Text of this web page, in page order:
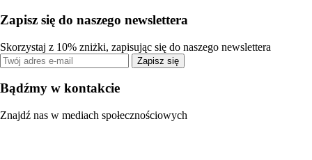
Zapisz się do naszego newslettera
Skorzystaj z 10% zniżki, zapisując się do naszego newslettera
Zapisz się
Bądźmy w kontakcie
Znajdź nas w mediach społecznościowych